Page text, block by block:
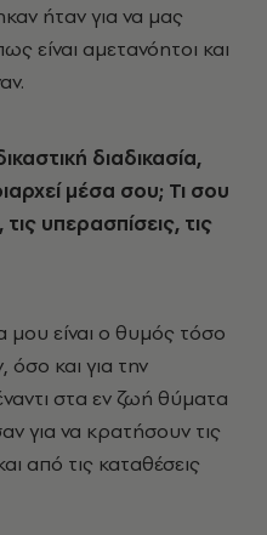
ήταν για να μας
είναι αμετανόητοι και
διαδικασία,
μέσα σου; Τι σου
υπερασπίσεις, τις
είναι ο θυμός τόσο
και για την
στα εν ζωή θύματα
για να κρατήσουν τις
από τις καταθέσεις